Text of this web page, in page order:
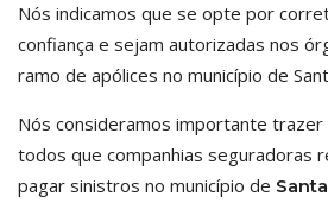
Nós indicamos que se opte por
confiança e sejam autorizadas nos
ramo de apólices no município de
Nós consideramos importante trazer
todos que companhias seguradoras
pagar sinistros no município de